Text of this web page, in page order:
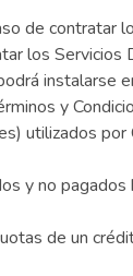
de contratar
los Servicios
instalarse
y
utilizados por
y no pagados
de un